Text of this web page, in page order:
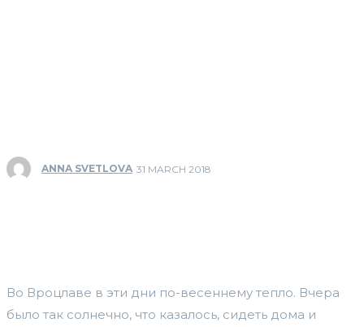
ANNA SVETLOVA 31 MARCH 2018
Во Вроцлаве в эти дни по-весеннему тепло. Вчера
было так солнечно, что казалось, сидеть дома и